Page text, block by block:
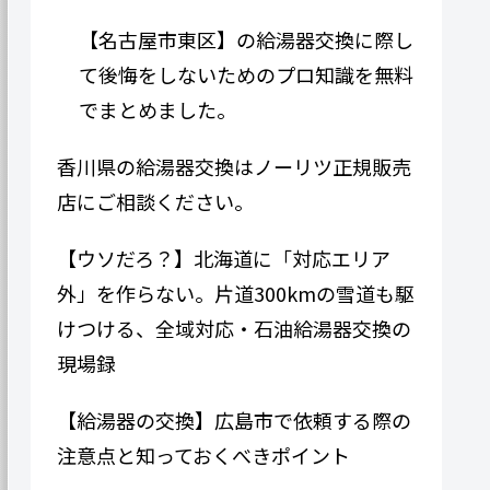
【名古屋市東区】の給湯器交換に際し
て後悔をしないためのプロ知識を無料
でまとめました。
香川県の給湯器交換はノーリツ正規販売
店にご相談ください。
【ウソだろ？】北海道に「対応エリア
外」を作らない。片道300kmの雪道も駆
けつける、全域対応・石油給湯器交換の
現場録
【給湯器の交換】広島市で依頼する際の
注意点と知っておくべきポイント